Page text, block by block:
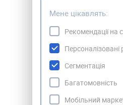
Мене цікавлять:
Рекомендації на
Персоналізовані
Сегментація
Багатомовність
Мобільний